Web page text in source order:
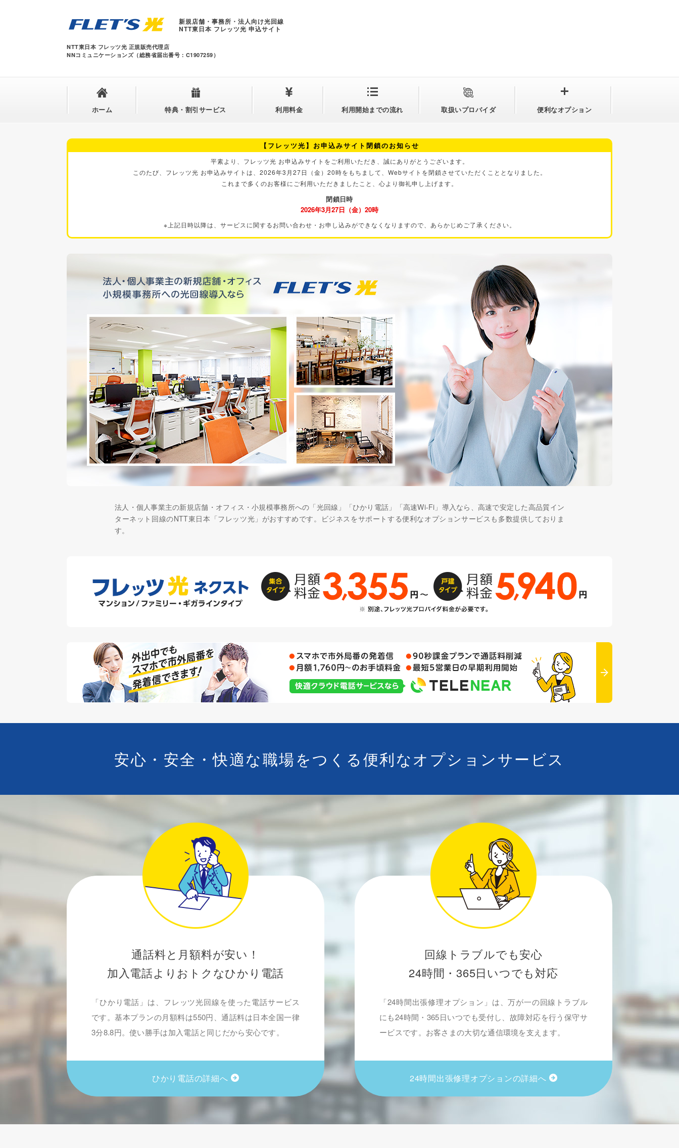
新規店舗・事務所・法人向け光回線
NTT東日本 フレッツ光 申込サイト
NTT東日本 フレッツ光 正規販売代理店
NNコミュニケーションズ（総務省届出番号：C1907259）
ホーム 特典・割引サービス 利用料金 利用開始までの流れ 取扱いプロバイダ 便利なオプション
【フレッツ光】お申込みサイト閉鎖のお知らせ
平素より、フレッツ光 お申込みサイトをご利用いただき、誠にありがとうございます。
このたび、フレッツ光 お申込みサイトは、2026年3月27日（金）20時をもちまして、Webサイトを閉鎖させていただくこととなりました。
これまで多くのお客様にご利用いただきましたこと、心より御礼申し上げます。
閉鎖日時
2026年3月27日（金）20時
※上記日時以降は、サービスに関するお問い合わせ・お申し込みができなくなりますので、あらかじめご了承ください。
法人・個人事業主の新規店舗・オフィス・小規模事務所への「光回線」「ひかり電話」「高速Wi-Fi」導入なら、高速で安定した高品質イン
ターネット回線のNTT東日本「フレッツ光」がおすすめです。ビジネスをサポートする便利なオプションサービスも多数提供しておりま
す。
安心・安全・快適な職場をつくる便利なオプションサービス
通話料と月額料が安い！
加入電話よりおトクなひかり電話
「ひかり電話」は、フレッツ光回線を使った電話サービス
です。基本プランの月額料は550円、通話料は日本全国一律
3分8.8円。使い勝手は加入電話と同じだから安心です。
ひかり電話の詳細へ
回線トラブルでも安心
24時間・365日いつでも対応
「24時間出張修理オプション」は、万が一の回線トラブル
にも24時間・365日いつでも受付し、故障対応を行う保守サ
ービスです。お客さまの大切な通信環境を支えます。
24時間出張修理オプションの詳細へ